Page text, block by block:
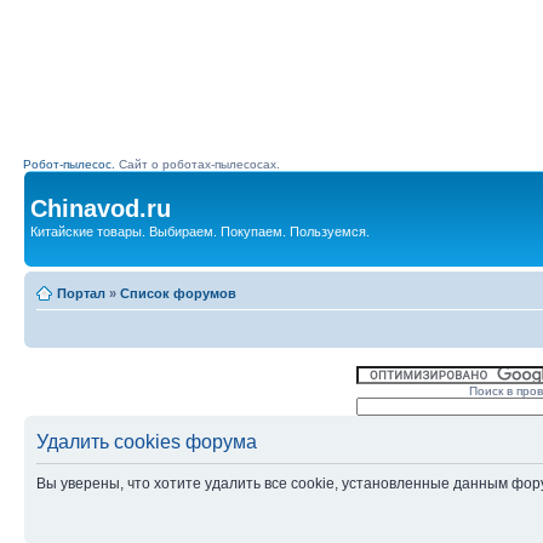
Робот-пылесос. Сайт о роботах-пылесосах.
Chinavod.ru
Китайские товары. Выбираем. Покупаем. Пользуемся.
Портал » Список форумов
Поиск в
Удалить cookies форума
Вы уверены, что хотите удалить все cookie, установленные данным